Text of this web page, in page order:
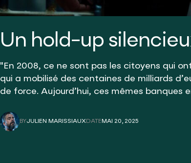
Un hold-up
"En 2008, ce ne sont pas les citoyens qui
qui a mobilisé des centaines de milliards
de force. Aujourd’hui, ces mêmes banques
BYJULIEN MARISSIAUXDATE MAI 20, 2025